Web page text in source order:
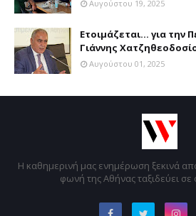
Αυγούστου 19, 2025
Ετοιμάζεται... για την
Γιάννης
Αυγούστου 01, 2025
Η καθημερινή μας ενημέρωση ξεκινά
φωνή της Αθήνας ταξιδεύει σε